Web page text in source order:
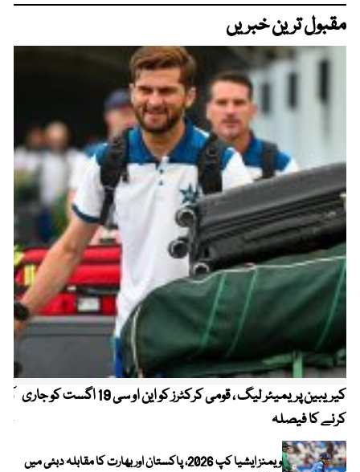
مقبول ترین خبریں
کیریبین پریمیئر لیگ ، قومی کرکٹرز کو این او سی 19 اگست کو جاری
کرنے کا فیصلہ
ویمنز ایشیا کپ 2026، پاکستان اور بھارت کا مقابلہ دبئی میں